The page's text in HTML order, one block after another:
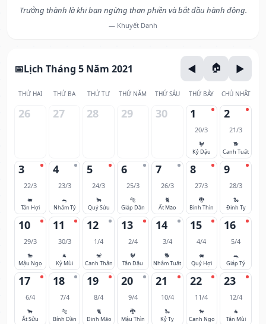
Trưởng thành là khi bạn ngừng than phiền và bắt đầu hành động.
— Khuyết Danh
Lịch Tháng 5 Năm 2021
THỨ HAI THỨ BA THỨ TƯ THỨ NĂM THỨ SÁU THỨ BẢY CHỦ NHẬT
26 27 28 29 30 1
20/3
🐓
Kỷ Dậu
2
21/3
🐕
Canh Tuất
3
22/3
🐖
Tân Hợi
4
23/3
🐀
Nhâm Tý
5
24/3
🐂
Quý Sửu
6
25/3
🐅
Giáp Dần
7
26/3
🐈
Ất Mão
8
27/3
🐉
Bính Thìn
9
28/3
🐍
Đinh Tỵ
10
29/3
🐎
Mậu Ngọ
11
30/3
🐐
Kỷ Mùi
12
1/4
🐒
Canh Thân
13
2/4
🐓
Tân Dậu
14
3/4
🐕
Nhâm Tuất
15
4/4
🐖
Quý Hợi
16
5/4
🐀
Giáp Tý
17
6/4
🐂
Ất Sửu
18
7/4
🐅
Bính Dần
19
8/4
🐈
Đinh Mão
20
9/4
🐉
Mậu Thìn
21
10/4
🐍
Kỷ Tỵ
22
11/4
🐎
Canh Ngọ
23
12/4
🐐
Tân Mùi